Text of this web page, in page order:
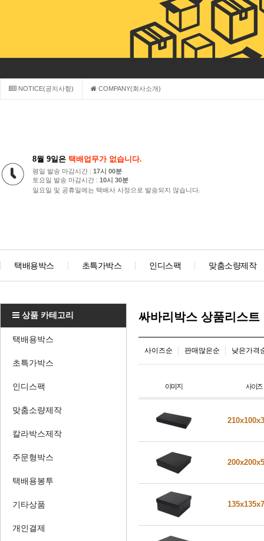
NOTICE(공지사항) COMPANY(회사소개)
8월 9일은 택배업무가 없습니다.
평일 발송 마감시간 : 17시 00분
토요일 발송 마감시간 : 10시 30분
일요일 및 공휴일에는 택배사 사정으로 발송되지 않습니다.
택배용박스 초특가박스 인디스팩 맞춤소량제작
상품 카테고리
택배용박스
초특가박스
인디스팩
맞춤소량제작
칼라박스제작
주문형박스
택배용봉투
기타상품
개인결제
싸바리박스 상품리스트
사이즈순 판매많은순 낮은가격